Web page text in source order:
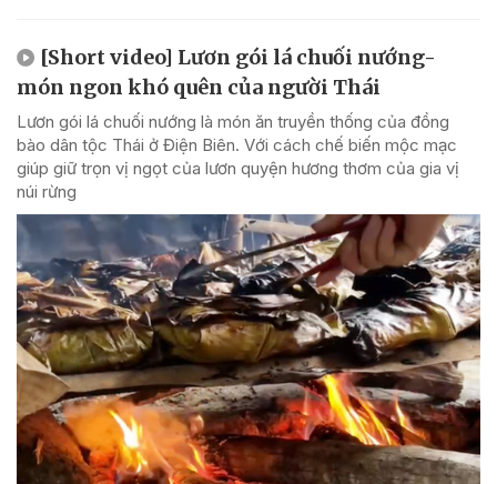
[Short video] Lươn gói lá chuối nướng-
món ngon khó quên của người Thái
Lươn gói lá chuối nướng là món ăn truyền thống của đồng
bào dân tộc Thái ở Điện Biên. Với cách chế biến mộc mạc
giúp giữ trọn vị ngọt của lươn quyện hương thơm của gia vị
núi rừng